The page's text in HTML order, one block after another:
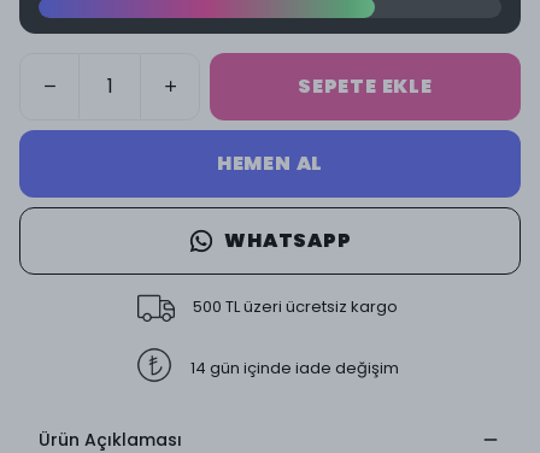
SEPETE EKLE
HEMEN AL
WHATSAPP
500 TL üzeri ücretsiz kargo
14 gün içinde iade değişim
Ürün Açıklaması